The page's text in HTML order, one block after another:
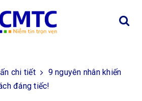
chi tiết
9 nguyên nhân khiến
đáng tiếc!